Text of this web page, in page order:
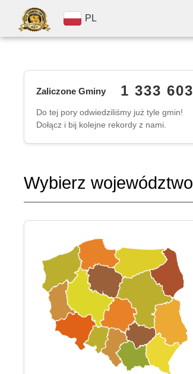
PL
Zaliczone Gminy 1 333 603
Do tej pory odwiedziliśmy już tyle gmin!
Dołącz i bij kolejne rekordy z nami.
Wybierz województwo